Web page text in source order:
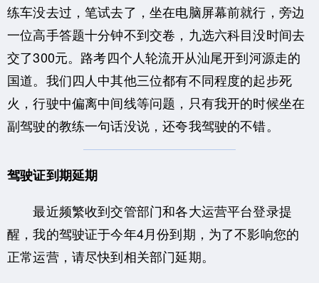
练车没去过，笔试去了，坐在电脑屏幕前就行，旁边
一位高手答题十分钟不到交卷，九选六科目没时间去
交了300元。路考四个人轮流开从汕尾开到河源走的
国道。我们四人中其他三位都有不同程度的起步死
火，行驶中偏离中间线等问题，只有我开的时候坐在
副驾驶的教练一句话没说，还夸我驾驶的不错。
驾驶证到期延期
最近频繁收到交管部门和各大运营平台登录提
醒，我的驾驶证于今年4月份到期，为了不影响您的
正常运营，请尽快到相关部门延期。